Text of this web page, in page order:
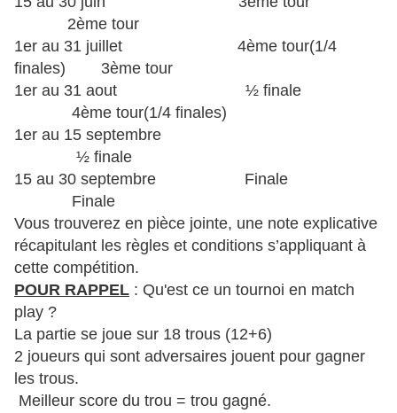
2ème tour
1er au 31 juillet 4ème tour(1/4
finales) 3ème tour
1er au 31 aout ½ finale
4ème tour(1/4 finales)
1er au 15 septembre
½ finale
15 au 30 septembre Finale
Finale
Vous trouverez en pièce jointe, une note explicative
récapitulant les règles et conditions s’appliquant à
cette compétition.
POUR RAPPEL : Qu'est ce un tournoi en match
play ?
La partie se joue sur 18 trous (12+6)
2 joueurs qui sont adversaires jouent pour gagner
les trous.
Meilleur score du trou = trou gagné.